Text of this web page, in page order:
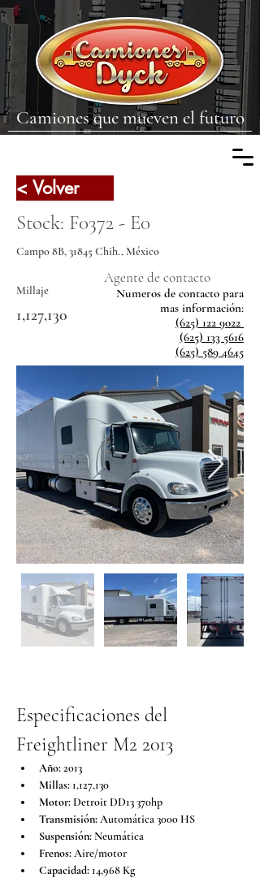
Camiones que mueven el futuro
< Volver
Stock: F0372 - E0
Campo 8B, 31845 Chih., México
Millaje
1,127,130
Numeros de contacto para
mas información:
(625) 122 9022
(625) 133 5616
(625) 589 4645
Agente de contacto
Especificaciones del
Freightliner M2 2013
Año: 2013
Millas: 1,127,130
Motor: Detroit DD13 370hp
Transmisión: Automática 3000 HS
Suspensión: Neumática
Frenos: Aire/motor
Capacidad: 14,968 Kg